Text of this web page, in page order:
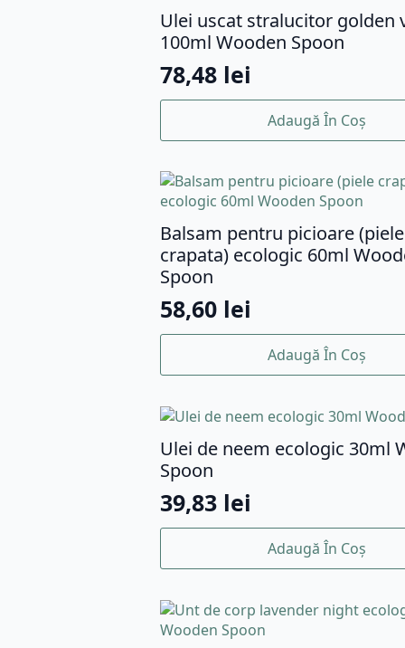
Ulei uscat stralucitor golden
100ml Wooden Spoon
78,48 lei
Adaugă În Coș
Balsam pentru picioare (piele
crapata) ecologic 60ml
Spoon
58,60 lei
Adaugă În Coș
Ulei de neem ecologic 30ml
Spoon
39,83 lei
Adaugă În Coș